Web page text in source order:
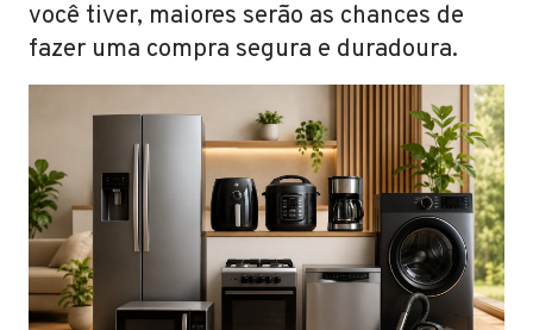
você tiver, maiores serão as chances de
fazer uma compra segura e duradoura.